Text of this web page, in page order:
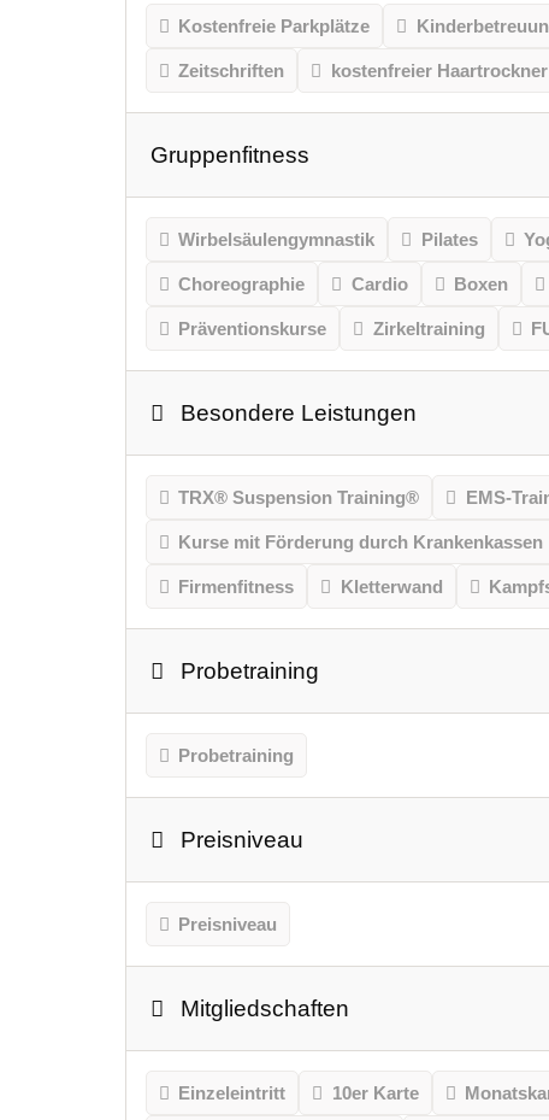
Kostenfreie Parkplätze
Zeitschriften kostenfreier Haartrockner
Gruppenfitness
Wirbelsäulengymnastik Pilates
Choreographie Cardio Boxen
Präventionskurse Zirkeltraining
Besondere Leistungen
TRX® Suspension Training® EMS-
Kurse mit Förderung durch Krankenkassen
Firmenfitness Kletterwand
Probetraining
Probetraining
Preisniveau
Preisniveau
Mitgliedschaften
Einzeleintritt 10er Karte